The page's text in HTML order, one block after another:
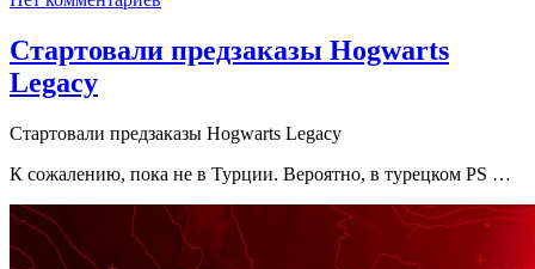
Стартовали предзаказы Hogwarts
Legacy
Стартовали предзаказы Hogwarts Legacy
К сожалению, пока не в Турции. Вероятно, в турецком PS …